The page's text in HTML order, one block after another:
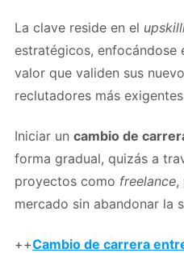
La clave reside en el
estratégicos,
valor que validen sus
reclutadores más
Iniciar un cambio de
forma gradual, quizás a
proyectos como freelance,
mercado sin abandonar la
++Cambio de carrera